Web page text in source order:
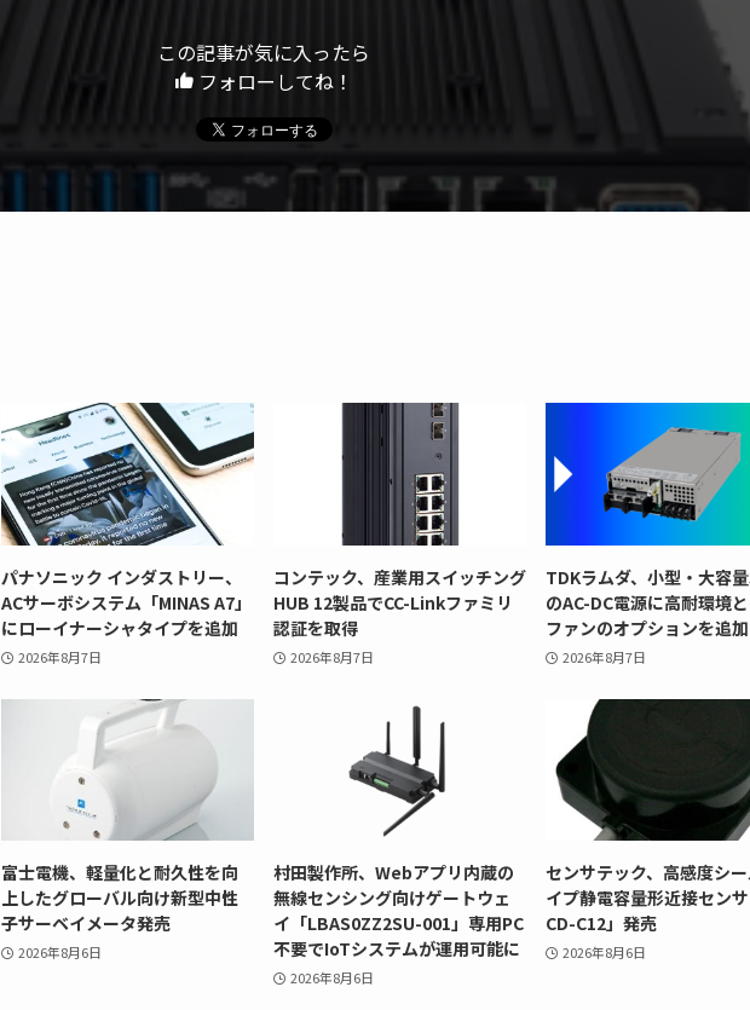
この記事が気に入ったら
フォローしてね！
パナソニック インダストリー、
ACサーボシステム「MINAS A7」
にローイナーシャタイプを追加
2026年8月7日
コンテック、産業用スイッチング
HUB 12製品でCC-Linkファミリ
認証を取得
2026年8月7日
TDKラムダ、小型・大容
のAC-DC電源に高耐環境
ファンのオプションを追加
2026年8月7日
富士電機、軽量化と耐久性を向
上したグローバル向け新型中性
子サーベイメータ発売
2026年8月6日
村田製作所、Webアプリ内蔵の
無線センシング向けゲートウェ
イ「LBAS0ZZ2SU-001」専用PC
不要でIoTシステムが運用可能に
2026年8月6日
センサテック、高感度シ
イプ静電容量形近接セン
CD-C12」発売
2026年8月6日